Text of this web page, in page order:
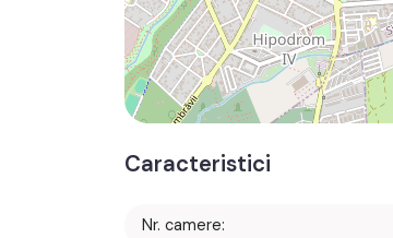
Caracteristici
Nr. camere: